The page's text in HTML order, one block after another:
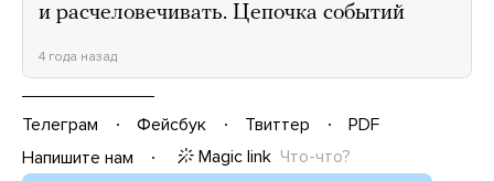
и расчеловечивать. Цепочка событий
4 года назад
Телеграм Фейсбук Твиттер
PDF
Напишите нам
Magic link Что-что?